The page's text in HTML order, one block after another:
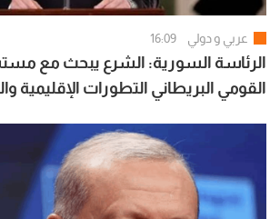
عربي و دولي 16:09
الرئاسة السورية: الشرع يبحث مع
القومي البريطاني التطورات الإقليمية